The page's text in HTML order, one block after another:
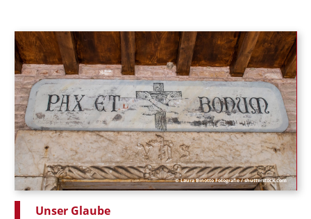
© Laura Binotto Fotografie / shutterstock.com
Unser Glaube